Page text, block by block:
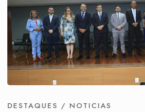
DESTAQUES / NOTICIAS